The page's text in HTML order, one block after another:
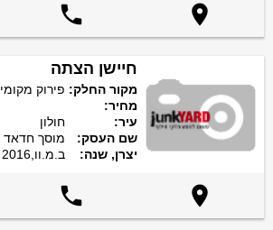


חיישן הצתה
מקור החלק: פירוק מקומי
מחיר:
עיר:
חולון
שם העסק:
מוסך חדאד
יצרן, שנה:
ב.מ.וו,2016

